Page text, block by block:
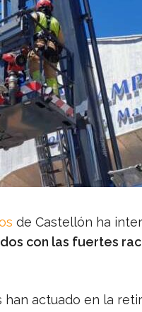
de Castellón ha
con las fuertes
han actuado en la